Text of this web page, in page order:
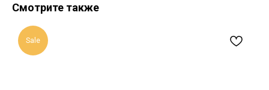
Смотрите также
Sale